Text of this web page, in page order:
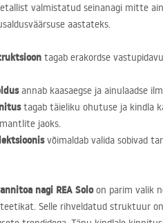
valmistatud seinanagi mitte
aastateks.
tagab erakordse
annab kaasaegse ja ainulaadse
tagab täieliku ohutuse ja kindla
jaoks.
võimaldab valida sobivad
nagi REA Soloon parim valik
Selle rihveldatud struktuur